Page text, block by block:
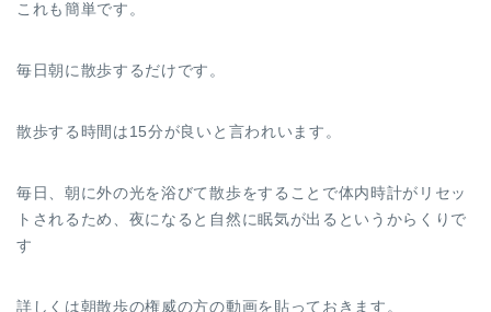
これも簡単です。
毎日朝に散歩するだけです。
散歩する時間は15分が良いと言われいます。
毎日、朝に外の光を浴びて散歩をすることで体内時計がリセッ
トされるため、夜になると自然に眠気が出るというからくりで
す
詳しくは朝散歩の権威の方の動画を貼っておきます。